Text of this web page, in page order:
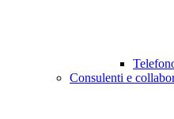
Consulenti e